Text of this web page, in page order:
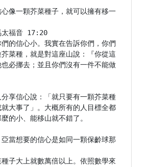
像一顆芥菜種子，就可以擁有移一
太福音 17:20
的信心小。我實在告訴你們，你們
菜種，就是對這座山說：『你從這
必挪去；並且你們沒有一件不能做
享信心說：「就只要有一顆芥菜種
大事了」。大概所有的人目標全都
的小、能移山就不錯了。
當想要的信心是如同一顆保齡球那
子大上就數萬倍以上。依照數學來